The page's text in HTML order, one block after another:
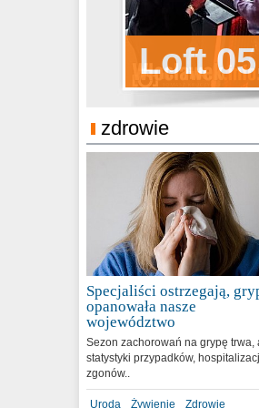
Loft
zdrowie
Specjaliści ostrzegają,
opanowała nasze
województwo
Sezon zachorowań na grypę trwa,
statystyki przypadków,
zgonów..
Uroda Żywienie Zdrowie